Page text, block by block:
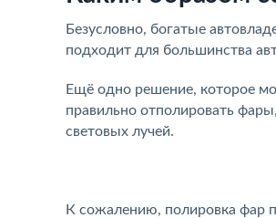
Безусловно, богатые
подходит для большинства
Ещё одно решение, которое
правильно отполировать
световых лучей.
К сожалению, полировка фар